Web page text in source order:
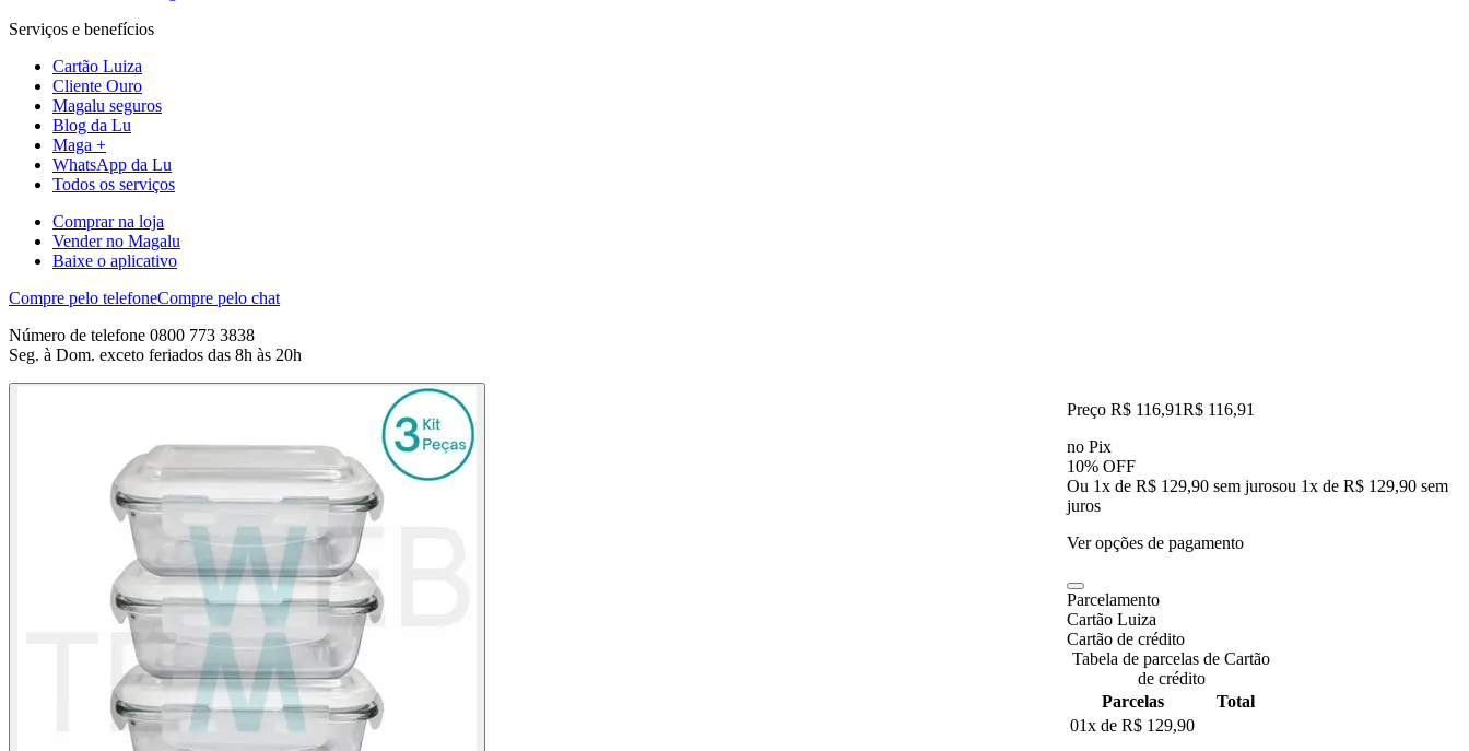
Serviços e benefícios
Cartão Luiza
Cliente Ouro
Magalu seguros
Blog da Lu
Maga +
WhatsApp da Lu
Todos os serviços
Comprar na loja
Vender no Magalu
Baixe o aplicativo
Compre pelo telefoneCompre pelo chat
Número de telefone 0800 773 3838
Seg. à Dom. exceto feriados das 8h às 20h
Preço R$ 116,91R$ 116,91
no Pix
10% OFF
Ou 1x de R$ 129,90 sem jurosou 1x de R$ 129,90 sem
juros
Ver opções de pagamento
Parcelamento
Cartão Luiza
Cartão de crédito
Tabela de parcelas de Cartão
de crédito
Parcelas
Total
01x de R$ 129,90